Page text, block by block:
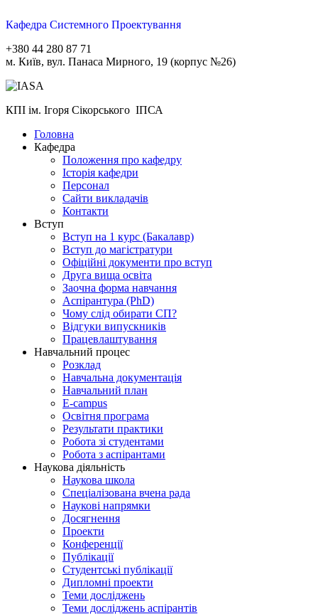
Кафедра Системного Проектування
+380 44 280 87 71
м. Київ, вул. Панаса Мирного, 19 (корпус №26)
КПІ ім. Ігоря Сікорського ІПСА
Головна
Кафедра
Положення про кафедру
Історія кафедри
Персонал
Сайти викладачів
Контакти
Вступ
Вступ на 1 курс (Бакалавр)
Вступ до магістратури
Офіційні документи про вступ
Друга вища освіта
Заочна форма навчання
Aспірантура (PhD)
Чому слід обирати СП?
Відгуки випускників
Працевлаштування
Навчальний процес
Розклад
Навчальна документація
Навчальний план
E-campus
Освітня програма
Результати практики
Робота зі студентами
Робота з аспірантами
Наукова діяльність
Наукова школа
Спеціалізована вчена рада
Наукові напрямки
Досягнення
Проекти
Конференції
Публікації
Студентські публікації
Дипломні проекти
Теми досліджень
Теми досліджень аспірантів